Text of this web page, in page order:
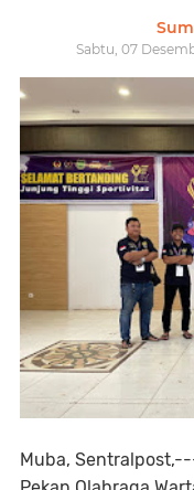
Sabtu, 07
Muba,